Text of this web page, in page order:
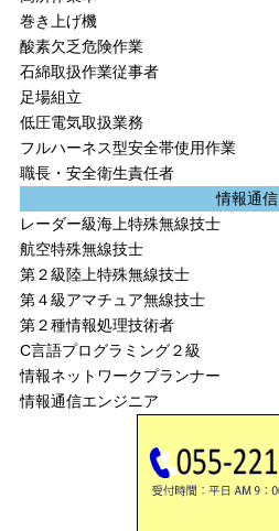
巻き上げ機
酸素欠乏危険作業
石綿取扱作業従事者
足場組立
低圧電気取扱業務
フルハーネス型安全帯使用作業
職長・安全衛生責任者
情報通信
レーダー級海上特殊無線技士
航空特殊無線技士
第２級陸上特殊無線技士
第４級アマチュア無線技士
第２種情報処理技術者
C言語プログラミング２級
情報ネットワークプランナー
情報通信エンジニア